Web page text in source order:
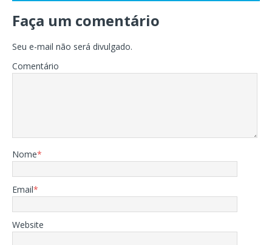
Faça um comentário
Seu e-mail não será divulgado.
Comentário
Nome*
Email*
Website